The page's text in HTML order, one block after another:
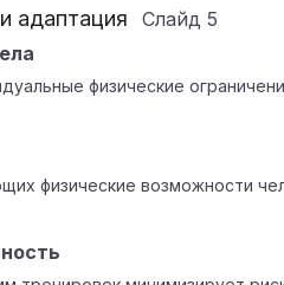
адаптация Слайд 5
физические
физические возможности